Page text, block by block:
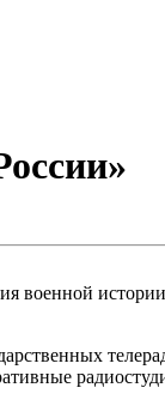
военной